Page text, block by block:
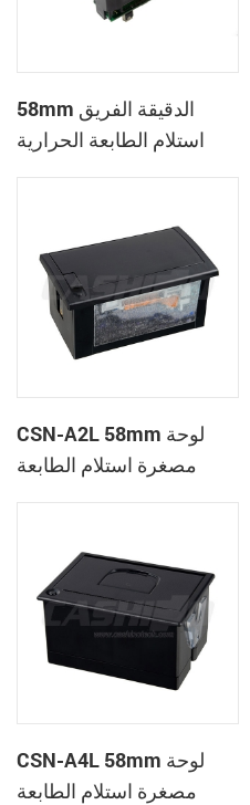
58mm الدقيقة الفريق
استلام الطابعة الحرارية
CSN-A2L 58mm لوحة
مصغرة استلام الطابعة
CSN-A4L 58mm لوحة
مصغرة استلام الطابعة